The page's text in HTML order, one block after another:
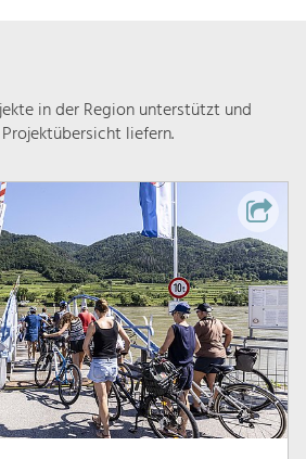
in der Region unterstützt und
liefern.